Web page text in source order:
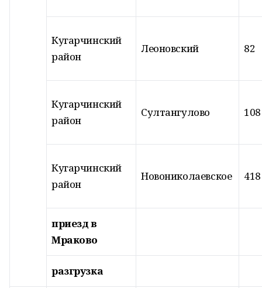
Кугарчинский
район
Леоновский 82
Кугарчинский
район
Султангулово 108
Кугарчинский
район
Новониколаевское 418
приезд в
Мраково
разгрузка